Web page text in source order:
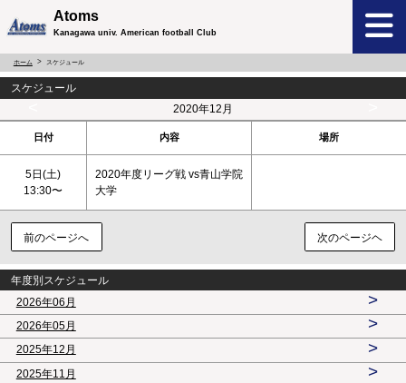
Atoms
Kanagawa univ. American football Club
ホーム スケジュール
スケジュール
2020年12月
日付 内容 場所
5日(土)
13:30〜
2020年度リーグ戦 vs青山学院
大学
前のページへ 次のページヘ
年度別スケジュール
2026年06月
>
2026年05月 >
2025年12月 >
2025年11月 >